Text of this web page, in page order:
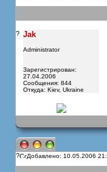
? Jak
Administrator
Зарегистрирован:
27.04.2006
Сообщения: 844
Откуда: Kiev, Ukraine
? Добавлено: 10.05.2006